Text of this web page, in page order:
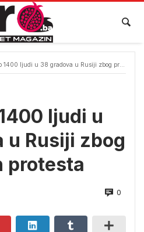
ljudi u 38 gradova u Rusiji zbog proturatnih protesta
ljudi u
u Rusiji zbog
protesta
0